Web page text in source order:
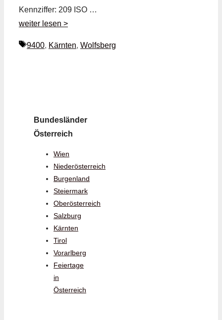
Kennziffer: 209 ISO …
weiter lesen >
Schlagwörter
9400, Kärnten, Wolfsberg
Bundesländer
Österreich
Wien
Niederösterreich
Burgenland
Steiermark
Oberösterreich
Salzburg
Kärnten
Tirol
Vorarlberg
Feiertage
in
Österreich